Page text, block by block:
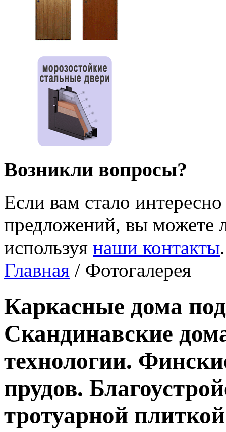
Возникли вопросы?
Если вам стало
предложений, вы можете
используя наши контакты.
Главная / Фотогалерея
Каркасные дома
Скандинавские
технологии.
прудов.
тротуарной